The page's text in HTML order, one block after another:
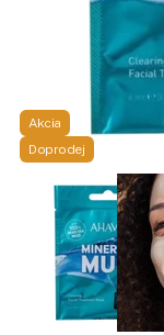
Akcia
Doprodej